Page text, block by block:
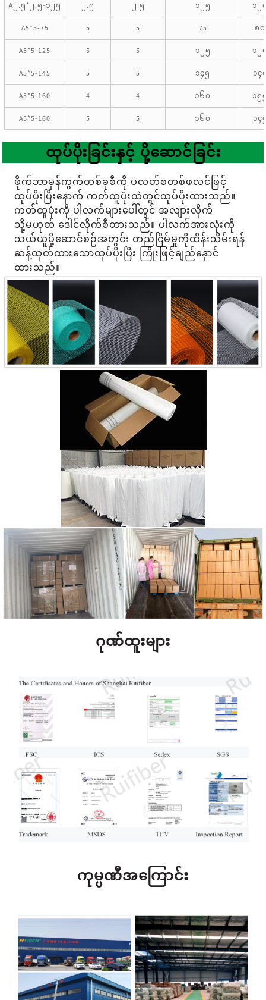
A၂.၅*၂.၅-၁၂၅ ၂.၅ ၂.၅ ၁၂၅ ၁၂
A5*5-75 5 5 75 ၈
A5*5-125 5 5 ၁၂၅ ၁၂
A5*5-145 5 5 ၁၄၅ ၁၄
A5*5-160 4 4 ၁၆၀ ၁၅
A5*5-160 5 5 ၁၆၀ ၁၄
ထုပ်ပိုးခြင်းနှင့် ပို့ဆောင်ခြင်း
ဖိုက်ဘာမှန်ကွက်တစ်ခုစီကို ပလတ်စတစ်ဖလင်ဖြင့်
ထုပ်ပိုးပြီးနောက် ကတ်ထူပုံးထဲတွင်ထုပ်ပိုးထားသည်။
ကတ်ထူပုံးကို ပါလက်များပေါ်တွင် အလျားလိုက်
သို့မဟုတ် ဒေါင်လိုက်စီထားသည်။ ပါလက်အားလုံးကို
သယ်ယူပို့ဆောင်စဉ်အတွင်း တည်ငြိမ်မှုကိုထိန်းသိမ်းရန်
ဆန့်ထုတ်ထားသောထုပ်ပိုးပြီး ကြိုးဖြင့်ချည်နှောင်
ထားသည်။
ဂုဏ်ထူးများ
ကုမ္ပဏီအကြောင်း